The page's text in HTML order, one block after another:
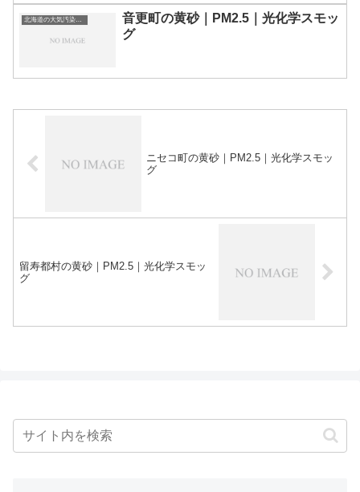
北海道の大気汚染・PM2.5・黄砂・エアロゾルの数値
音更町の黄砂｜PM2.5｜光化学スモッ
グ
ニセコ町の黄砂｜PM2.5｜光化学スモッ
グ
留寿都村の黄砂｜PM2.5｜光化学スモッ
グ